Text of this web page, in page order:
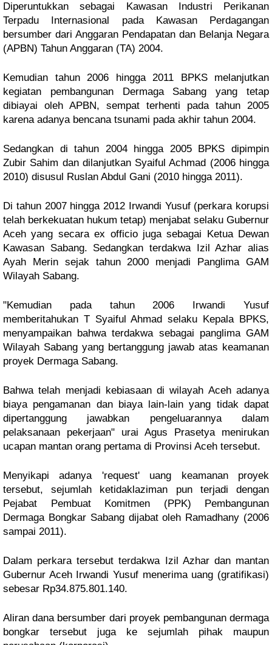
Diperuntukkan sebagai Kawasan Industri Perikanan
Terpadu Internasional pada Kawasan Perdagangan
bersumber dari Anggaran Pendapatan dan Belanja Negara
(APBN) Tahun Anggaran (TA) 2004.
Kemudian tahun 2006 hingga 2011 BPKS melanjutkan
kegiatan pembangunan Dermaga Sabang yang tetap
dibiayai oleh APBN, sempat terhenti pada tahun 2005
karena adanya bencana tsunami pada akhir tahun 2004.
Sedangkan di tahun 2004 hingga 2005 BPKS dipimpin
Zubir Sahim dan dilanjutkan Syaiful Achmad (2006 hingga
2010) disusul Ruslan Abdul Gani (2010 hingga 2011).
Di tahun 2007 hingga 2012 Irwandi Yusuf (perkara korupsi
telah berkekuatan hukum tetap) menjabat selaku Gubernur
Aceh yang secara ex officio juga sebagai Ketua Dewan
Kawasan Sabang. Sedangkan terdakwa Izil Azhar alias
Ayah Merin sejak tahun 2000 menjadi Panglima GAM
Wilayah Sabang.
"Kemudian pada tahun 2006 Irwandi Yusuf
memberitahukan T Syaiful Ahmad selaku Kepala BPKS,
menyampaikan bahwa terdakwa sebagai panglima GAM
Wilayah Sabang yang bertanggung jawab atas keamanan
proyek Dermaga Sabang.
Bahwa telah menjadi kebiasaan di wilayah Aceh adanya
biaya pengamanan dan biaya lain-lain yang tidak dapat
dipertanggung jawabkan pengeluarannya dalam
pelaksanaan pekerjaan" urai Agus Prasetya menirukan
ucapan mantan orang pertama di Provinsi Aceh tersebut.
Menyikapi adanya 'request' uang keamanan proyek
tersebut, sejumlah ketidaklaziman pun terjadi dengan
Pejabat Pembuat Komitmen (PPK) Pembangunan
Dermaga Bongkar Sabang dijabat oleh Ramadhany (2006
sampai 2011).
Dalam perkara tersebut terdakwa Izil Azhar dan mantan
Gubernur Aceh Irwandi Yusuf menerima uang (gratifikasi)
sebesar Rp34.875.801.140.
Aliran dana bersumber dari proyek pembangunan dermaga
bongkar tersebut juga ke sejumlah pihak maupun